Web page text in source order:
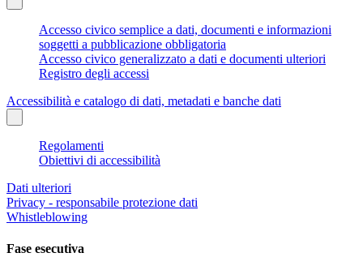
Accesso civico semplice a dati, documenti e informazioni
soggetti a pubblicazione obbligatoria
Accesso civico generalizzato a dati e documenti ulteriori
Registro degli accessi
Accessibilità e catalogo di dati, metadati e banche dati
Regolamenti
Obiettivi di accessibilità
Dati ulteriori
Privacy - responsabile protezione dati
Whistleblowing
Fase esecutiva